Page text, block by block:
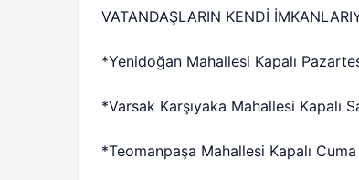
VATANDAŞLARIN KENDİ
*Yenidoğan Mahallesi Kapalı
*Varsak Karşıyaka Mahallesi Kapalı
*Teomanpaşa Mahallesi Kapalı Cuma